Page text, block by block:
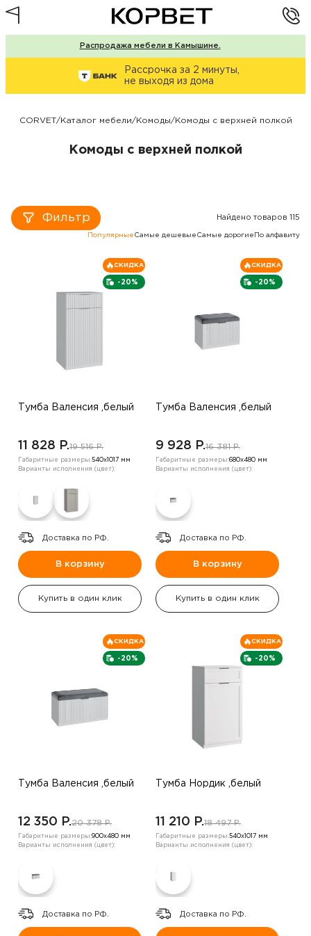
Распродажа мебели в Камышине.
Рассрочка за 2 минуты,
не выходя из дома
CORVET/Каталог мебели/Комоды/Комоды с верхней полкой
Комоды с верхней полкой
Фильтр Найдено товаров 115
Популярные Самые дешевые Самые дорогие По алфавиту
-20%
СКИДКА
Тумба Валенсия ,белый
11 828 P.19 516 P.
Габаритные размеры:540х1017 мм
Варианты исполнения (цвет):
Доставка по РФ.
В корзину
Купить в один клик
-20%
СКИДКА
Тумба Валенсия ,белый
9 928 P.16 381 P.
Габаритные размеры:680х480 мм
Варианты исполнения (цвет):
Доставка по РФ.
В корзину
Купить в один клик
-20%
СКИДКА
Тумба Валенсия ,белый
12 350 P.20 378 P.
Габаритные размеры:900х480 мм
Варианты исполнения (цвет):
Доставка по РФ.
-20%
СКИДКА
Тумба Нордик ,белый
11 210 P.18 497 P.
Габаритные размеры:540х1017 мм
Варианты исполнения (цвет):
Доставка по РФ.